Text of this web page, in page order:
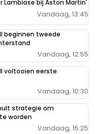
Lambiase bij Aston Martin'
Vandaag, 13:45
beginnen tweede
Vandaag, 12:55
voltooien eerste
Vandaag, 10:30
strategie om
worden
Vandaag, 15:25